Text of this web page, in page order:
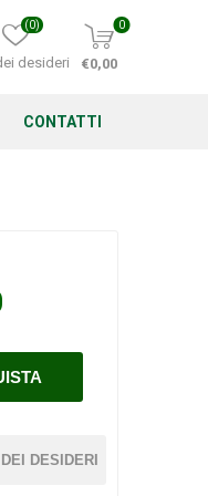
desideri
(0) 0
€0,00
CONTATTI
DESIDERI